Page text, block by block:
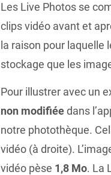
Les Live Photos se
clips vidéo avant et
la raison pour laquelle
stockage que les
Pour illustrer avec un
non modifiéedans
notre photothèque.
vidéo (à droite).
vidéo pèse 1,8 Mo. La